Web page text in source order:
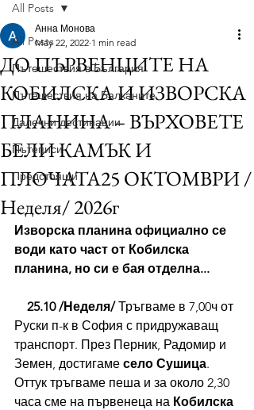
All Posts
Пътешествия в България
Пътешествия на Балканите
Далечни дестинации
Пътеписи
Предстоящи
All Posts
ДО ПЪРВЕНЦИТЕ НА
КОБИЛСКА И ИЗВОРСКА
ПЛАНИНА – ВЪРХОВЕТЕ
БЕЛИ КАМЪК И
ПЛОЧАТА25 ОКТОМВРИ /
Неделя/ 2026г
Анна Монова
May 22, 2022 1 min read
Изворска планина официално се
води като част от Кобилска
планина, но си е бая отделна...
25.10 /Неделя/ Тръгваме в 7,00ч от
Руски п-к в София с придружаващ
транспорт. През Перник, Радомир и
Земен, достигаме село Сушица.
Оттук тръгваме пеша и за около 2,30
часа сме на първенеца на Кобилска